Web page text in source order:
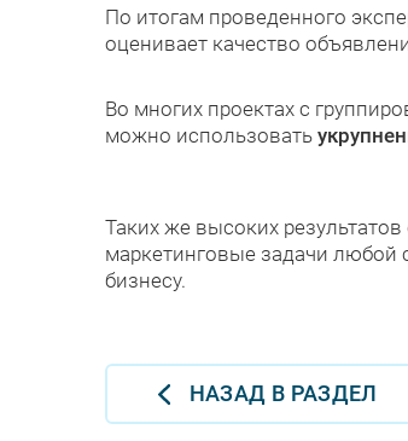
По итогам проведенного
оценивает качество
Во многих проектах с
можно использовать
Таких же высоких
маркетинговые задачи любой
бизнесу.
НАЗАД В РАЗДЕЛ